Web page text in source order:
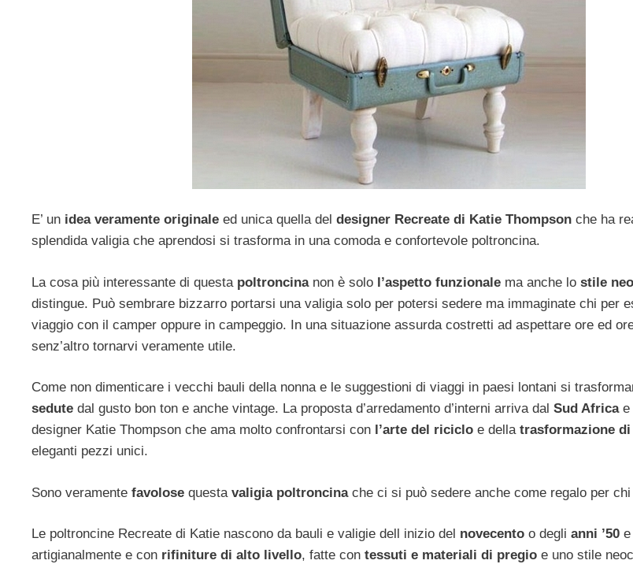
E’ un idea veramente originale ed unica quella del designer Recreate di Katie Thompson che ha
splendida valigia che aprendosi si trasforma in una comoda e confortevole poltroncina.
La cosa più interessante di questa poltroncinanon è solo l’aspetto funzionale ma anche lo stile
distingue. Può sembrare bizzarro portarsi una valigia solo per potersi sedere ma immaginate chi per
viaggio con il camper oppure in campeggio. In una situazione assurda costretti ad aspettare ore ed
senz’altro tornarvi veramente utile.
Come non dimenticare i vecchi bauli della nonna e le suggestioni di viaggi in paesi lontani si
sedute dal gusto bon ton e anche vintage. La proposta d’arredamento d’interni arriva dal Sud Africae
designer Katie Thompson che ama molto confrontarsi con l’arte del riciclo e della trasformazione
eleganti pezzi unici.
Sono veramente favolose questa valigia poltroncinache ci si può sedere anche come regalo per
Le poltroncine Recreate di Katie nascono da bauli e valigie dell inizio del novecento o degli anni ’50
artigianalmente e con rifiniture di alto livello, fatte con tessuti e materiali di pregio e uno stile